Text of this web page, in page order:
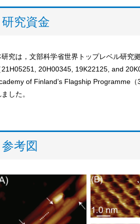
研究資金
研究は，文部科学省世界トップレベル研究
21H05251, 20H00345, 19K22125, and
of Finland’s Flagship Programme
した。
参考図